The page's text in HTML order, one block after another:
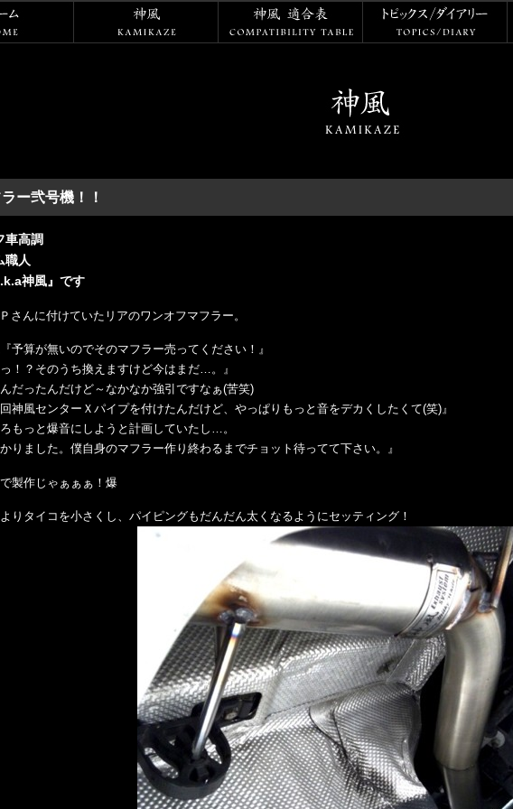
神風 適合表
ー弐号機！！
車高調
職人
神風』です
さんに付けていたリアのワンオフマフラー。
予算が無いのでそのマフラー売ってください！』
！？そのうち換えますけど今はまだ…。』
だったんだけど～なかなか強引ですなぁ(苦笑)
神風センターＸパイプを付けたんだけど、やっぱりもっと音をデカくしたくて(笑)』
もっと爆音にしようと計画していたし…。
りました。僕自身のマフラー作り終わるまでチョット待ってて下さい。』
製作じゃぁぁぁ！爆
りタイコを小さくし、パイピングもだんだん太くなるようにセッティング！